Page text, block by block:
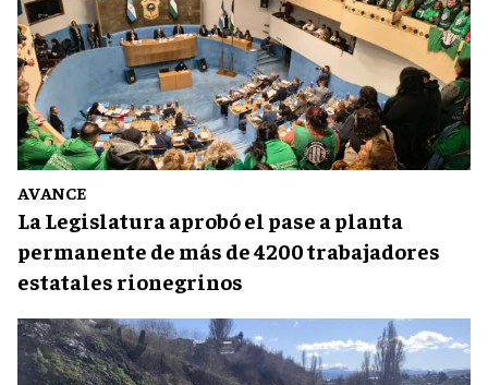
AVANCE
La Legislatura aprobó el pase a planta
permanente de más de 4200 trabajadores
estatales rionegrinos